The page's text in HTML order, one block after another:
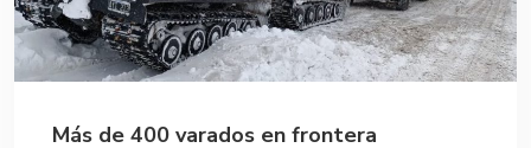
Más de 400 varados en frontera